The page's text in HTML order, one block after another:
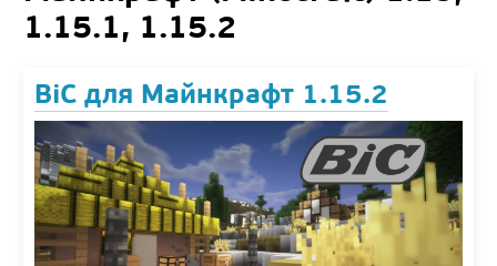
1.15.1, 1.15.2
BiC для Майнкрафт 1.15.2